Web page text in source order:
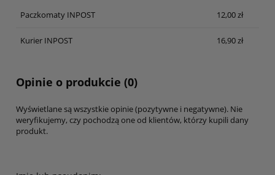
Paczkomaty INPOST
12,00 zł
Kurier INPOST 16,90 zł
Opinie o produkcie (0)
Wyświetlane są wszystkie opinie (pozytywne i negatywne). Nie
weryfikujemy, czy pochodzą one od klientów, którzy kupili dany
produkt.